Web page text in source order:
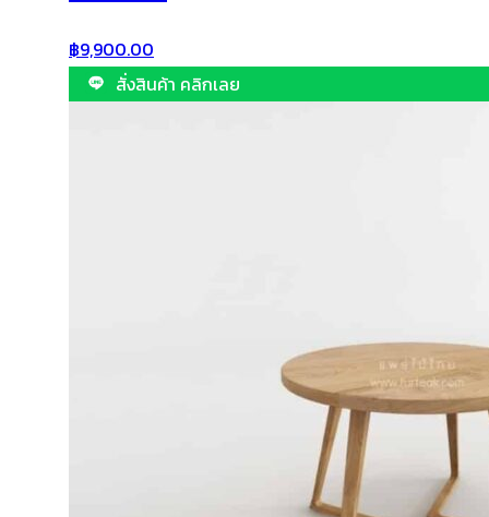
฿9,900.00
สั่งสินค้า คลิกเลย